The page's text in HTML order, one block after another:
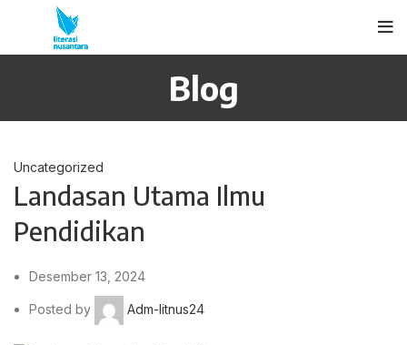
Blog
Uncategorized
Landasan Utama Ilmu
Pendidikan
Desember 13, 2024
Posted by Adm-litnus24